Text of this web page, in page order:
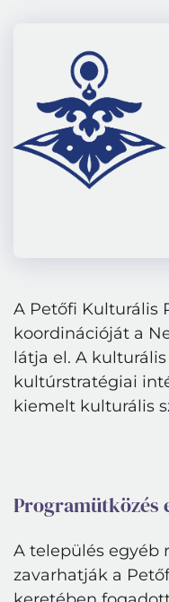
A Petőfi Kulturális
koordinációját a
látja el. A
kultúrstratégiai
kiemelt kulturális
Programütközés
A település egyéb
zavarhatják a